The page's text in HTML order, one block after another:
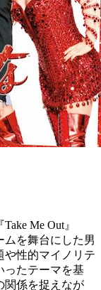
Me Out』
ムを舞台にした男
や性的マイノリテ
ったテーマを基
関係を捉えなが